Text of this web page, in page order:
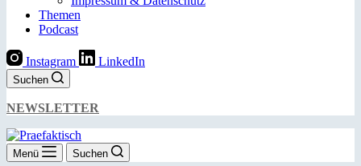
Themen
Podcast
Instagram LinkedIn
Suchen
NEWSLETTER
Menü Suchen